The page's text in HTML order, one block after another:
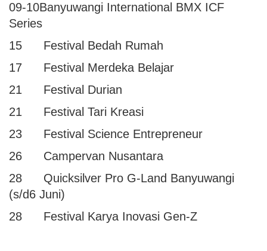
09-10Banyuwangi International BMX ICF
Series
15 Festival Bedah Rumah
17 Festival Merdeka Belajar
21 Festival Durian
21 Festival Tari Kreasi
23 Festival Science Entrepreneur
26 Campervan Nusantara
28 Quicksilver Pro G-Land Banyuwangi
(s/d6 Juni)
28 Festival Karya Inovasi Gen-Z